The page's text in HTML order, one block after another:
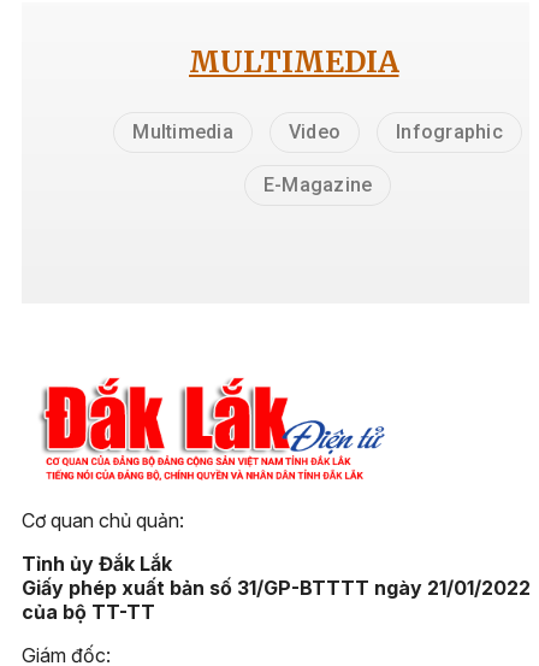
MULTIMEDIA
Multimedia Video Infographic
E-Magazine
Cơ quan chủ quản:
Tỉnh ủy Đắk Lắk
Giấy phép xuất bản số 31/GP-BTTTT ngày 21/01/2022
của bộ TT-TT
Giám đốc: